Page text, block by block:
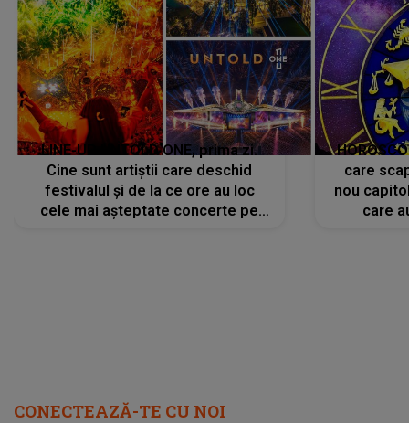
LINE-UP UNTOLD ONE, prima zi.
Cine sunt artiștii care deschid
festivalul și de la ce ore au loc
cele mai așteptate concerte pe
care
nou
care
CONECTEAZĂ-TE CU NOI